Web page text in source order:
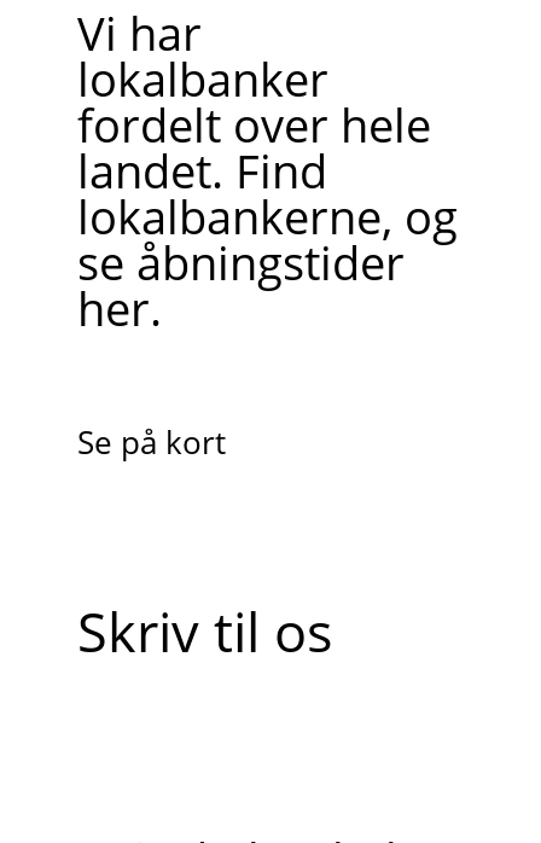
Vi har
lokalbanker
fordelt over hele
landet. Find
lokalbankerne, og
se åbningstider
her.
Se på kort
Skriv til os